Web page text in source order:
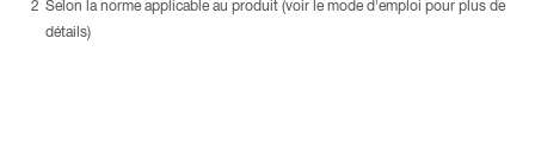
Selon la norme applicable au produit (voir le mode d'emploi pour plus de
détails)